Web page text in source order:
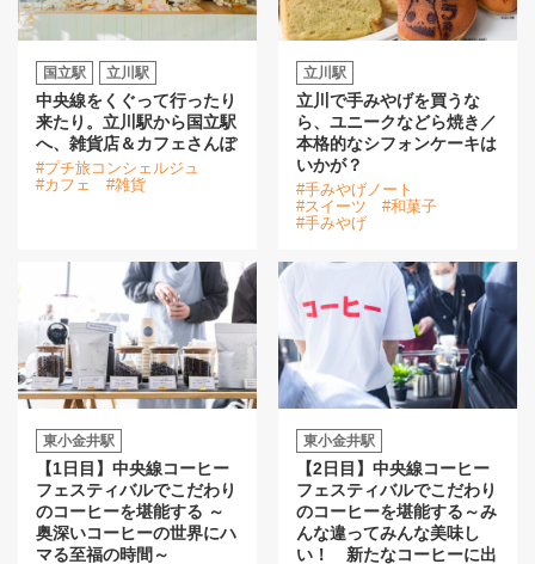
国立駅 立川駅
中央線をくぐって行ったり
来たり。立川駅から国立駅
へ、雑貨店＆カフェさんぽ
#プチ旅コンシェルジュ
#カフェ
#雑貨
立川駅
立川で手みやげを買うな
ら、ユニークなどら焼き／
本格的なシフォンケーキは
いかが？
#手みやげノート
#スイーツ
#和菓子
#手みやげ
東小金井駅
【1日目】中央線コーヒー
フェスティバルでこだわり
のコーヒーを堪能する ～
奥深いコーヒーの世界にハ
マる至福の時間～
東小金井駅
【2日目】中央線コーヒー
フェスティバルでこだわり
のコーヒーを堪能する～み
んな違ってみんな美味し
い！ 新たなコーヒーに出